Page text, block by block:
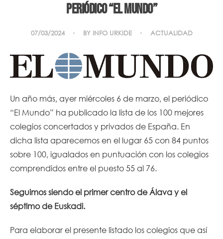
periódico “El Mundo”
07/03/2024 BY INFO URKIDE ACTUALIDAD
Un año más, ayer miércoles 6 de marzo, el periódico
“El Mundo” ha publicado la lista de los 100 mejores
colegios concertados y privados de España. En
dicha lista aparecemos en el lugar 65 con 84 puntos
sobre 100, igualados en puntuación con los colegios
comprendidos entre el puesto 55 al 76.
Seguimos siendo el primer centro de Álava y el
séptimo de Euskadi.
Para elaborar el presente listado los colegios que así